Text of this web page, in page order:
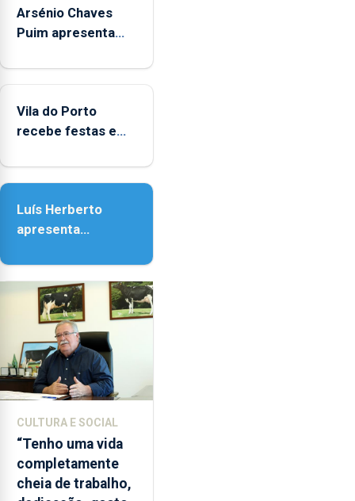
durante
o
de
entre
as
e
as
18h00.
Arsénio Chaves
Puim apresenta
de Vila do Porto
Vila do Porto
recebe festas em
Senhora da
Luís Herberto
apresenta
Paisagem’
CULTURA E SOCIAL
“Tenho uma vida
completamente
cheia de trabalho,